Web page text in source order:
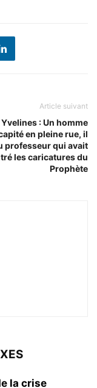
Article suivant
Yvelines : Un homme
en pleine rue, il
professeur qui avait
les caricatures du
Prophète
la crise